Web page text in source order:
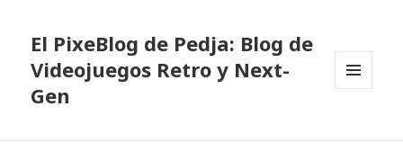
El PixeBlog de Pedja: Blog de
Videojuegos Retro y Next-
Gen